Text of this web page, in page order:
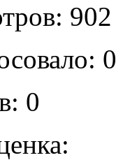
902
0
0